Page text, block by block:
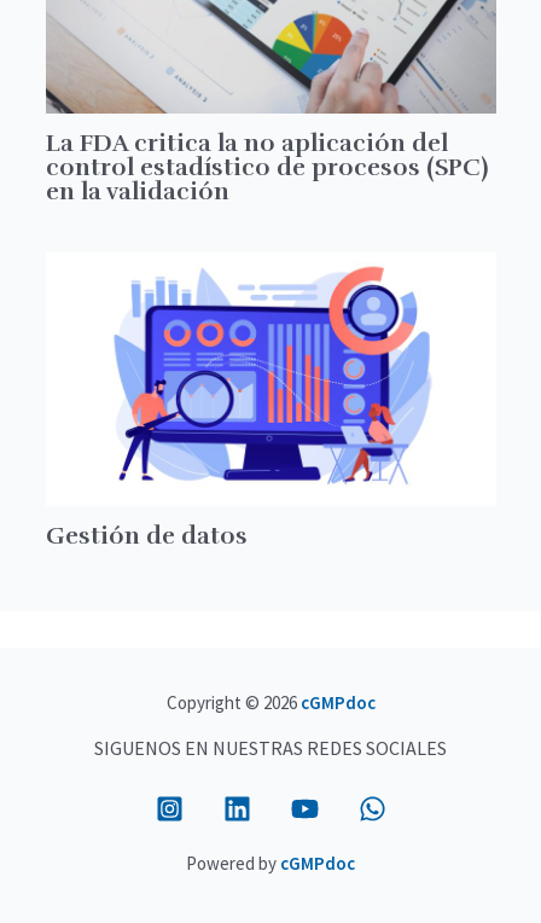
La FDA critica la no aplicación del
control estadístico de procesos (SPC)
en la validación
Gestión de datos
Copyright © 2026 cGMPdoc
SIGUENOS EN NUESTRAS REDES SOCIALES
Powered by cGMPdoc